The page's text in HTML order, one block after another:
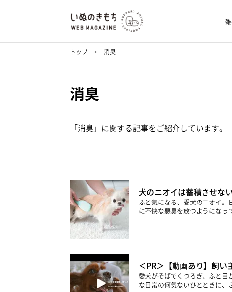
トップ 消臭
消臭
「消臭」に関する記事をご紹介しています。
犬のニオイは蓄積させな
ふと気になる、愛犬のニオイ。
に不快な悪臭を放つようにな
＜PR＞【動画あり】飼
愛犬がそばでくつろぎ、ふと
な日常の何気ないひとときに